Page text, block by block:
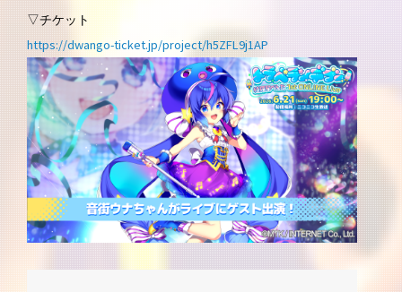
▽チケット
https://dwango-ticket.jp/project/h5ZFL9j1AP